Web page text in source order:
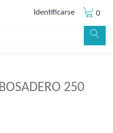
Identificarse 0
250